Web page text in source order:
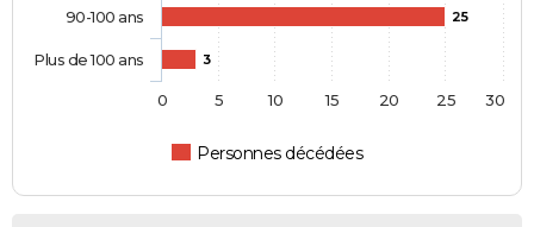
25
3
Personnes décédées
90-100 ans
Plus de 100 ans
0 5 10 15 20 25 30